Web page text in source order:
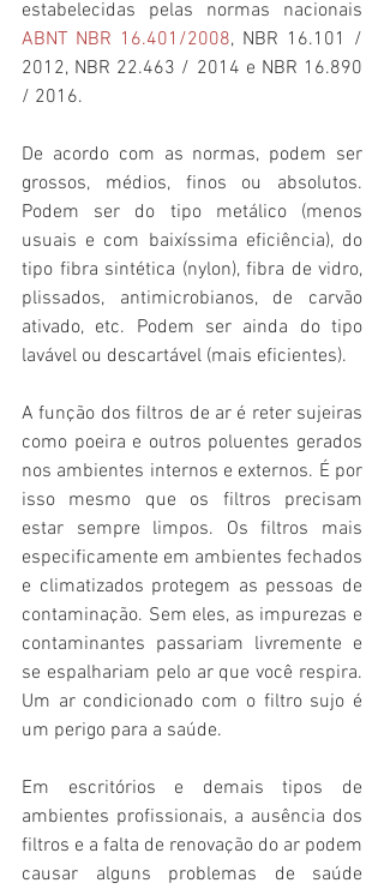
ABNT NBR 16.401/2008, NBR 16.101 /
2012, NBR 22.463 / 2014 e NBR 16.890
/ 2016.
De acordo com as normas, podem ser
grossos, médios, finos ou absolutos.
Podem ser do tipo metálico (menos
usuais e com baixíssima eficiência), do
tipo fibra sintética (nylon), fibra de vidro,
plissados, antimicrobianos, de carvão
ativado, etc. Podem ser ainda do tipo
lavável ou descartável (mais eficientes).
A função dos filtros de ar é reter sujeiras
como poeira e outros poluentes gerados
nos ambientes internos e externos. É por
isso mesmo que os filtros precisam
estar sempre limpos. Os filtros mais
especificamente em ambientes fechados
e climatizados protegem as pessoas de
contaminação. Sem eles, as impurezas e
contaminantes passariam livremente e
se espalhariam pelo ar que você respira.
Um ar condicionado com o filtro sujo é
um perigo para a saúde.
Em escritórios e demais tipos de
ambientes profissionais, a ausência dos
filtros e a falta de renovação do ar podem
causar alguns problemas de saúde